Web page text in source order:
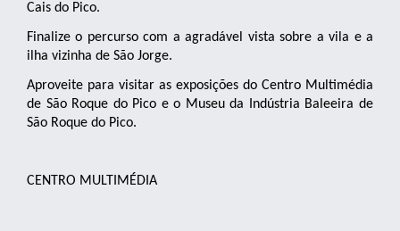
Cais do Pico.
Finalize o percurso com a agradável vista sobre a vila e a
ilha vizinha de São Jorge.
Aproveite para visitar as exposições do Centro Multimédia
de São Roque do Pico e o Museu da Indústria Baleeira de
São Roque do Pico.
CENTRO MULTIMÉDIA